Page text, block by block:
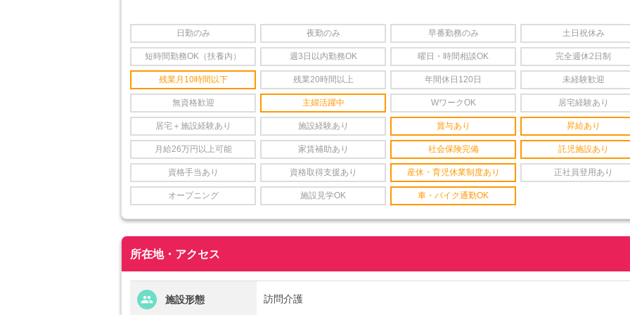
日勤のみ 夜勤のみ 早番勤務のみ 土日祝休み
短時間勤務OK（扶養内） 週3日以内勤務OK 曜日・時間相談OK 完全週休2日制
残業月10時間以下 残業20時間以上 年間休日120日 未経験歓迎
無資格歓迎 主婦活躍中 WワークOK 居宅経験あり
居宅＋施設経験あり 施設経験あり 賞与あり 昇給あり
月給26万円以上可能 家賃補助あり 社会保険完備 託児施設あり
資格手当あり 資格取得支援あり 産休・育児休業制度あり 正社員登用あり
オープニング 施設見学OK 車・バイク通勤OK
所在地・アクセス
施設形態 訪問介護